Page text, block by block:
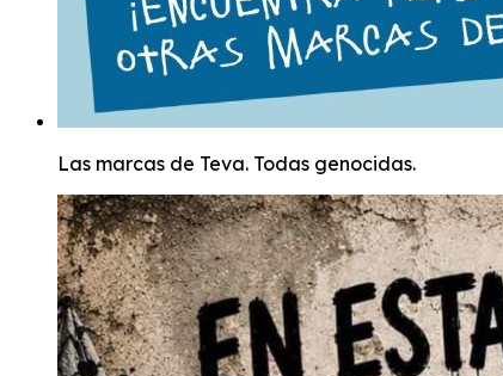
Las marcas de Teva. Todas genocidas.